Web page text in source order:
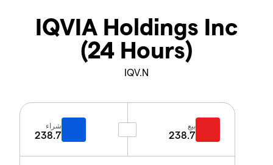
IQVIA Holdings Inc
(24 Hours)
IQV.N
بيع
238.7
شراء
238.7